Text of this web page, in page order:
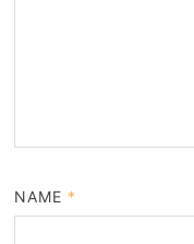
NAME *